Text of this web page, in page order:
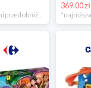
*najniższa cena z 30 dni przed obniżką
369.00 zł